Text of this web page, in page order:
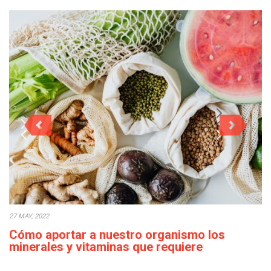
27 MAY, 2022
Cómo aportar a nuestro organismo los
minerales y vitaminas que requiere